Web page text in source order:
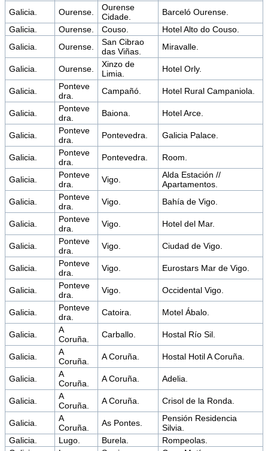
Galicia. Ourense.
Ourense
Cidade.
Barceló Ourense.
Galicia.
Ourense. Couso.
Hotel Alto do Couso.
Galicia.
Ourense.
San Cibrao
das Viñas.
Miravalle.
Galicia. Ourense.
Xinzo de
Limia.
Hotel Orly.
Galicia.
Ponteve
dra.
Campañó. Hotel Rural Campaniola.
Galicia.
Ponteve
dra.
Baiona. Hotel Arce.
Galicia.
Ponteve
dra.
Pontevedra. Galicia Palace.
Galicia.
Ponteve
dra.
Pontevedra. Room.
Galicia.
Ponteve
dra.
Vigo.
Alda Estación //
Apartamentos.
Galicia.
Ponteve
dra.
Vigo. Bahía de Vigo.
Galicia.
Ponteve
dra.
Vigo. Hotel del Mar.
Galicia.
Ponteve
dra.
Vigo. Ciudad de Vigo.
Galicia.
Ponteve
dra.
Vigo. Eurostars Mar de Vigo.
Galicia.
Ponteve
dra.
Vigo. Occidental Vigo.
Galicia.
Ponteve
dra.
Catoira. Motel Ábalo.
Galicia.
A
Coruña.
Carballo. Hostal Río Sil.
Galicia.
A
Coruña.
A Coruña. Hostal Hotil A Coruña.
Galicia.
A
Coruña.
A Coruña. Adelia.
Galicia.
A
Coruña.
A Coruña. Crisol de la Ronda.
Galicia.
A
Coruña.
As Pontes.
Pensión Residencia
Silvia.
Galicia.
Lugo. Burela.
Rompeolas.